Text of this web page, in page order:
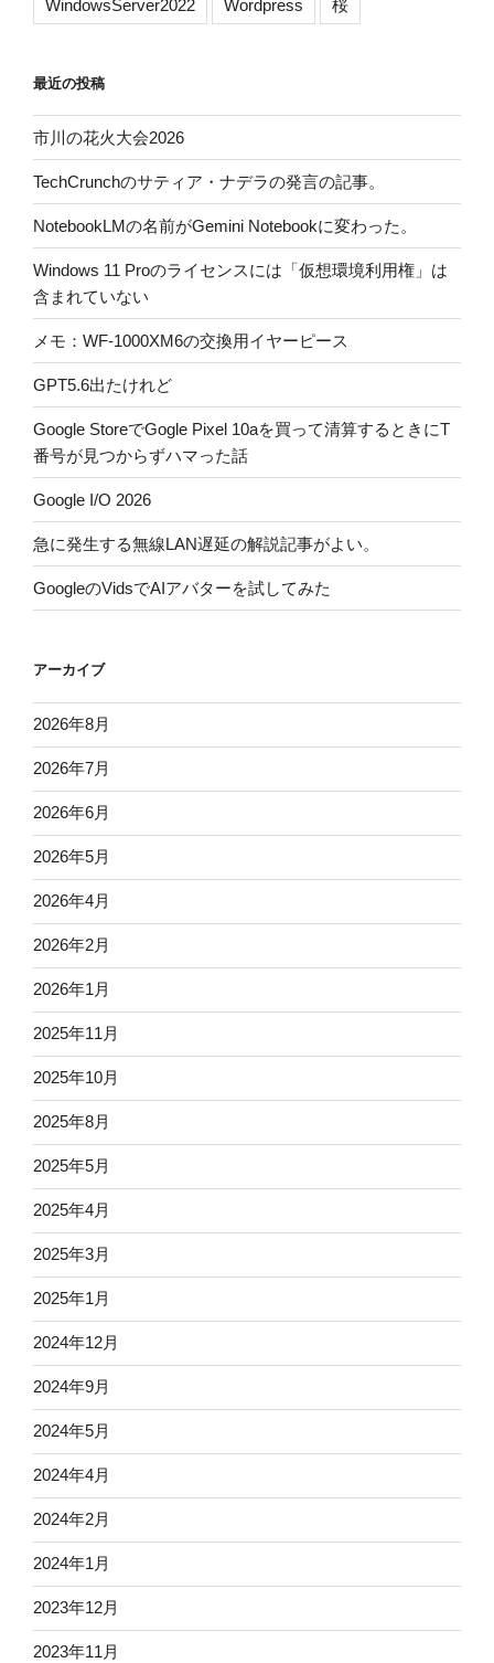
WindowsServer2022 Wordpress 桜
最近の投稿
市川の花火大会2026
TechCrunchのサティア・ナデラの発言の記事。
NotebookLMの名前がGemini Notebookに変わった。
Windows 11 Proのライセンスには「仮想環境利用権」は
含まれていない
メモ：WF-1000XM6の交換用イヤーピース
GPT5.6出たけれど
Google StoreでGogle Pixel 10aを買って清算するときにT
番号が見つからずハマった話
Google I/O 2026
急に発生する無線LAN遅延の解説記事がよい。
GoogleのVidsでAIアバターを試してみた
アーカイブ
2026年8月
2026年7月
2026年6月
2026年5月
2026年4月
2026年2月
2026年1月
2025年11月
2025年10月
2025年8月
2025年5月
2025年4月
2025年3月
2025年1月
2024年12月
2024年9月
2024年5月
2024年4月
2024年2月
2024年1月
2023年12月
2023年11月